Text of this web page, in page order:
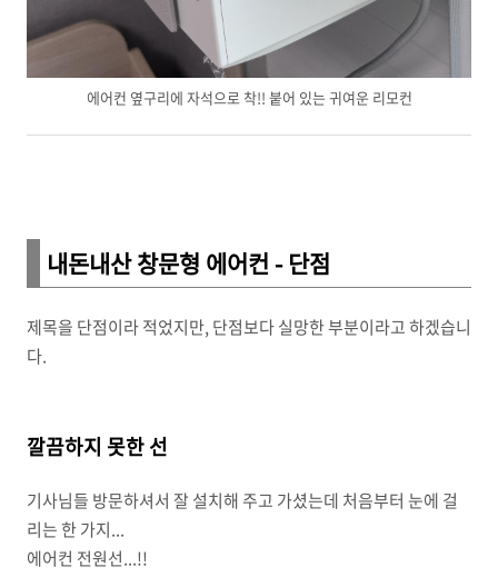
에어컨 옆구리에 자석으로 착!! 붙어 있는 귀여운 리모컨
내돈내산 창문형 에어컨 - 단점
제목을 단점이라 적었지만, 단점보다 실망한 부분이라고 하겠습니
다.
깔끔하지 못한 선
기사님들 방문하셔서 잘 설치해 주고 가셨는데 처음부터 눈에 걸
리는 한 가지...
에어컨 전원선...!!